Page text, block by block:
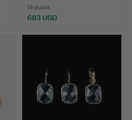
14 pujas
683 USD